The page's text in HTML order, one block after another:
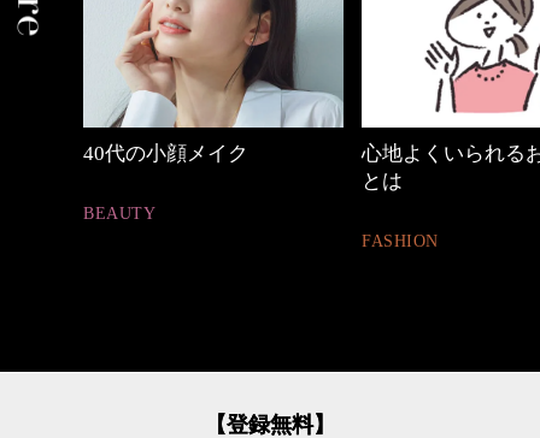
40代の小顔メイク
BEAUTY
心地よくいられるお
とは
FASHION
【登録無料】